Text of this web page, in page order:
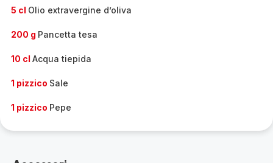
5 cl Olio extravergine d’oliva
200 g Pancetta tesa
10 cl Acqua tiepida
1 pizzico Sale
1 pizzico Pepe